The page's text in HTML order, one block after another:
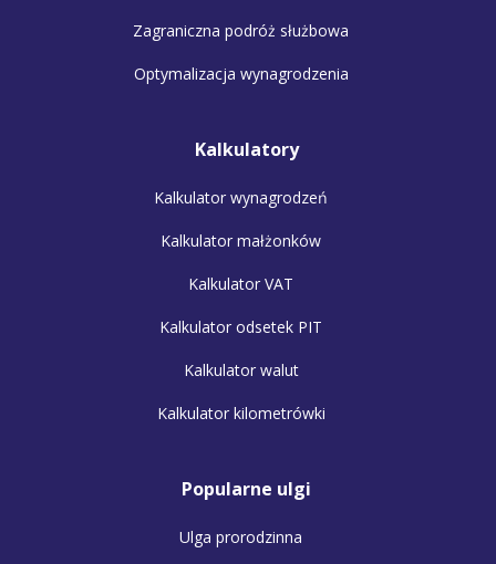
Zagraniczna podróż służbowa
Optymalizacja wynagrodzenia
Kalkulatory
Kalkulator wynagrodzeń
Kalkulator małżonków
Kalkulator VAT
Kalkulator odsetek PIT
Kalkulator walut
Kalkulator kilometrówki
Popularne ulgi
Ulga prorodzinna